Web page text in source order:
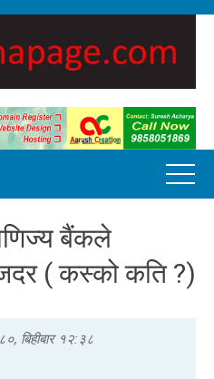
बैंकले
( कस्को कति ?)
बिहीबार १२:३८